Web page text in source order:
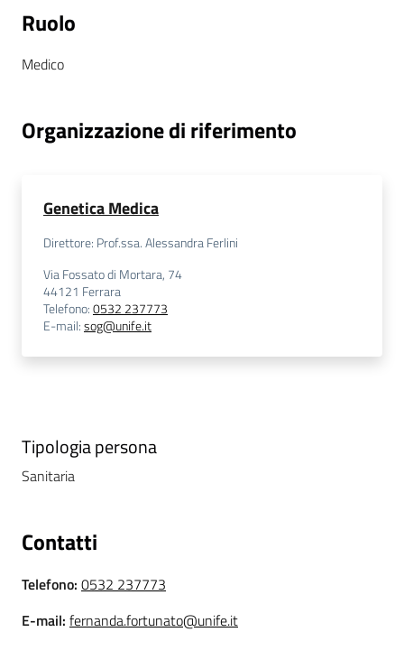
C
a
r
t
d
e
P
t
à
g
n
r
Ruolo
Medico
Organizzazione di riferimento
Genetica Medica
Direttore: Prof.ssa. Alessandra Ferlini
Via Fossato di Mortara, 74
44121 Ferrara
Telefono:0532 237773
E-mail:sog@unife.it
Tipologia persona
Sanitaria
Contatti
Telefono: 0532 237773
E-mail: fernanda.fortunato@unife.it